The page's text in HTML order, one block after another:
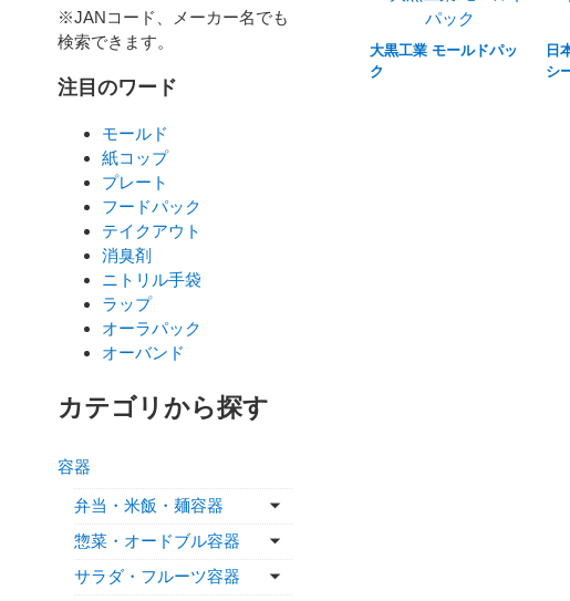
大黒工業 モールドパッ
ク
日
シ
※JANコード、メーカー名でも
検索できます。
注目のワード
モールド
紙コップ
プレート
フードパック
テイクアウト
消臭剤
ニトリル手袋
ラップ
オーラパック
オーバンド
カテゴリから探す
容器
弁当・米飯・麺容器
惣菜・オードブル容器
サラダ・フルーツ容器